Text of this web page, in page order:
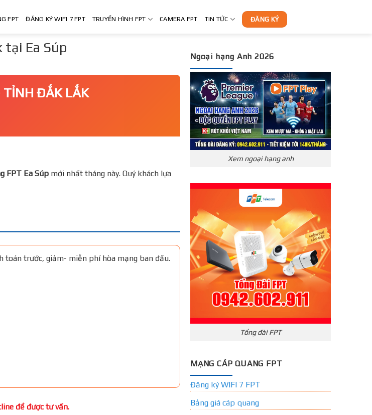
FPT ĐĂNG KÝ WIFI 7 FPT TRUYỀN HÌNH FPT CAMERA FPT TIN TỨC ĐĂNG KÝ
tại Ea Súp
TỈNH ĐẮK LẮK
FPT Ea Súp mới nhất tháng này. Quý khách lựa
toán trước, giảm- miễn phí hòa mạng ban đầu.
để được tư vấn.
Ngoại hạng Anh 2026
Xem ngoại hạng anh
Tổng đài FPT
MẠNG CÁP QUANG FPT
Đăng ký WIFI 7 FPT
Bảng giá cáp quang